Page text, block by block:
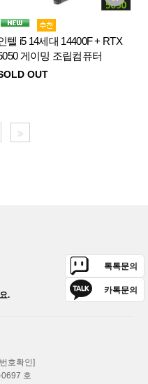
텔 i5 14세대 14400F + RTX
게이밍 조립컴퓨터
OUT
.
톡톡문의
카톡문의
호확인]
호